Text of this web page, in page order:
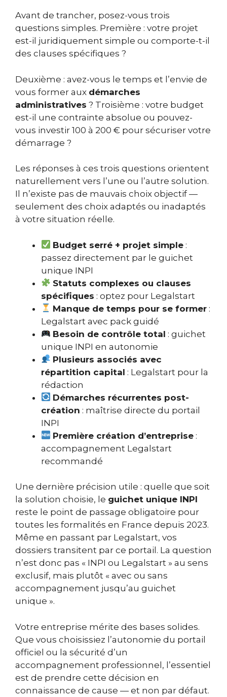
Avant de trancher, posez-vous trois
questions simples. Première : votre projet
est-il juridiquement simple ou comporte-t-il
des clauses spécifiques ?
Deuxième : avez-vous le temps et l’envie de
vous former aux démarches
administratives ? Troisième : votre budget
est-il une contrainte absolue ou pouvez-
vous investir 100 à 200 € pour sécuriser votre
démarrage ?
Les réponses à ces trois questions orientent
naturellement vers l’une ou l’autre solution.
Il n’existe pas de mauvais choix objectif —
seulement des choix adaptés ou inadaptés
à votre situation réelle.
Budget serré + projet simple :
passez directement par le guichet
unique INPI
Statuts complexes ou clauses
spécifiques : optez pour Legalstart
Manque de temps pour se former :
Legalstart avec pack guidé
Besoin de contrôle total : guichet
unique INPI en autonomie
Plusieurs associés avec
répartition capital : Legalstart pour la
rédaction
Démarches récurrentes post-
création : maîtrise directe du portail
INPI
Première création d’entreprise :
accompagnement Legalstart
recommandé
Une dernière précision utile : quelle que soit
la solution choisie, le guichet unique INPI
reste le point de passage obligatoire pour
toutes les formalités en France depuis 2023.
Même en passant par Legalstart, vos
dossiers transitent par ce portail. La question
n’est donc pas « INPI ou Legalstart » au sens
exclusif, mais plutôt « avec ou sans
accompagnement jusqu’au guichet
unique ».
Votre entreprise mérite des bases solides.
Que vous choisissiez l’autonomie du portail
officiel ou la sécurité d’un
accompagnement professionnel, l’essentiel
est de prendre cette décision en
connaissance de cause — et non par défaut.